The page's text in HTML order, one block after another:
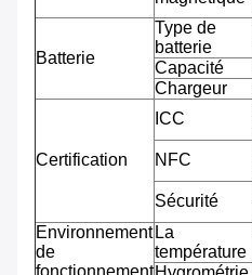
Batterie
Type de
batterie
Capacité
Chargeur
Certification
ICC
NFC
Sécurité
Environnement
de
La
température